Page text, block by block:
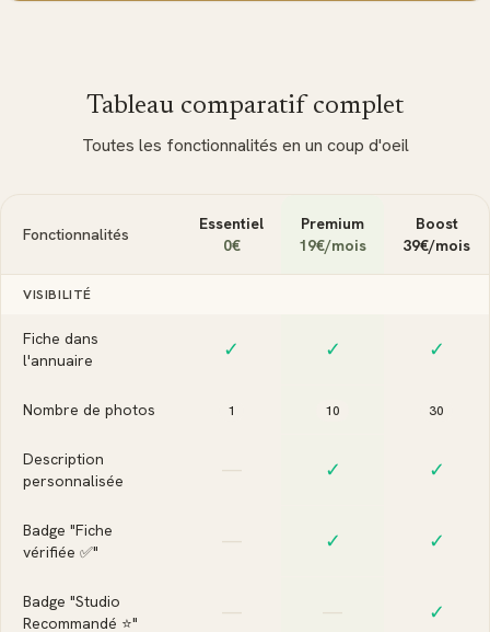
Tableau comparatif complet
Toutes les fonctionnalités en un coup d'oeil
Fonctionnalités
Essentiel
0€
Premium
19€/mois
Boost
39€/mois
VISIBILITÉ
Fiche dans
l'annuaire
✓ ✓ ✓
Nombre de photos 1 10 30
Description
personnalisée
— ✓ ✓
Badge "Fiche
vérifiée ✅"
— ✓ ✓
Badge "Studio
Recommandé ⭐"
— — ✓